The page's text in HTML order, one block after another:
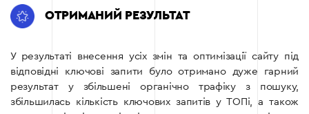
ОТРИМАНИЙ РЕЗУЛЬТАТ
У результаті внесення усіх змін та оптимізації сайту під
відповідні ключові запити було отримано дуже гарний
результат у збільшені органічно трафіку з пошуку,
збільшилась кількість ключових запитів у ТОПі, а також